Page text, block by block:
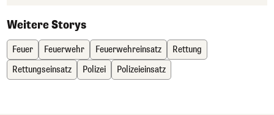
Weitere Storys
Feuer Feuerwehr Feuerwehreinsatz
Rettung
Rettungseinsatz
Polizei Polizeieinsatz